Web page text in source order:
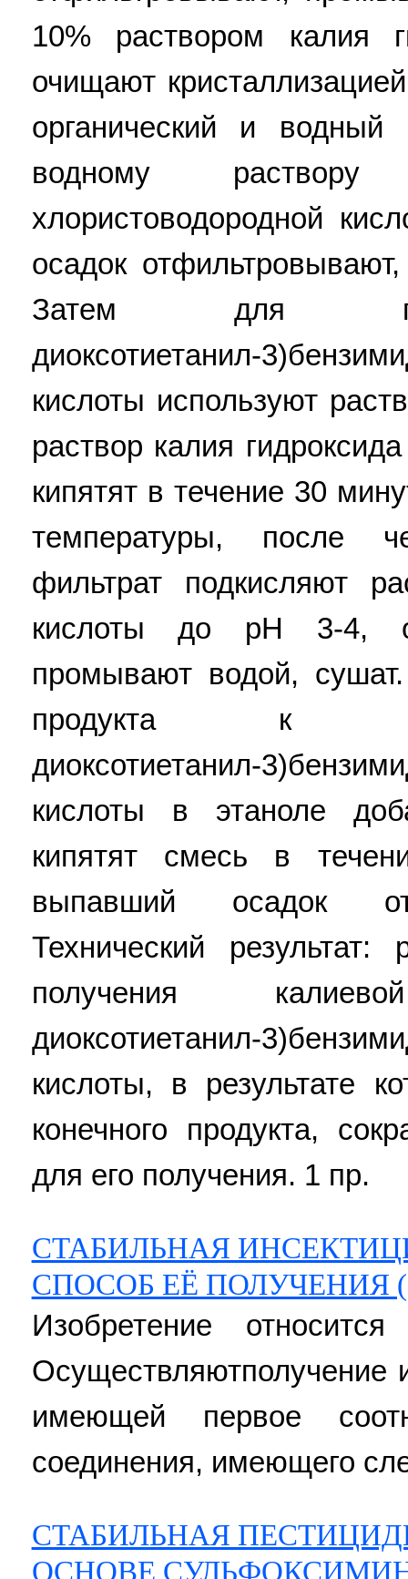
10% раствором калия
очищают
органический и
водному раствору
хлористоводородной
осадок
Затем для
диоксотиетанил-
кислоты используют
раствор калия
кипятят в течение 30
температуры, после
фильтрат подкисляют
кислоты до pH 3-4,
промывают водой,
продукта к
диоксотиетанил-
кислоты в этаноле
кипятят смесь в
выпавший осадок
Технический
получения
диоксотиетанил-
кислоты, в результате
конечного продукта,
для его получения. 1 пр.
СТАБИЛЬНАЯ
СПОСОБ ЕЁ ПОЛУЧЕНИЯ
Изобретение
Осуществляютполучение
имеющей первое
соединения, имеющего
СТАБИЛЬНАЯ
ОСНОВЕ